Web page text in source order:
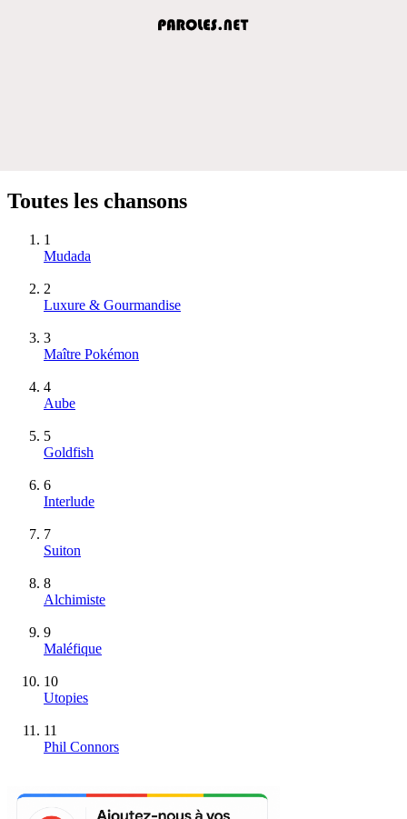
Toutes les chansons
1
Mudada
2
Luxure & Gourmandise
3
Maître Pokémon
4
Aube
5
Goldfish
6
Interlude
7
Suiton
8
Alchimiste
9
Maléfique
10
Utopies
11
Phil Connors